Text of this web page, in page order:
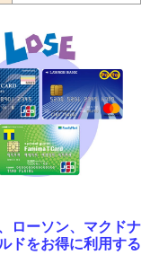
ローソン、マクドナ
ドをお得に利用する